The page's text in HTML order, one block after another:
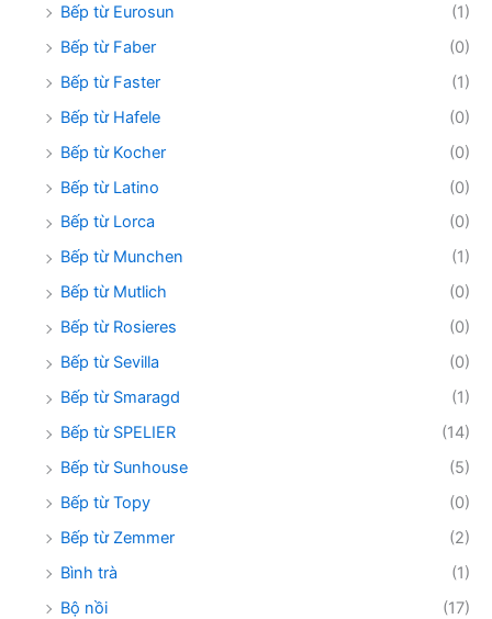
Bếp từ Eurosun
(1)
Bếp từ Faber
(0)
Bếp từ Faster
(1)
Bếp từ Hafele
(0)
Bếp từ Kocher
(0)
Bếp từ Latino
(0)
Bếp từ Lorca
(0)
Bếp từ Munchen
(1)
Bếp từ Mutlich
(0)
Bếp từ Rosieres
(0)
Bếp từ Sevilla
(0)
Bếp từ Smaragd
(1)
Bếp từ SPELIER
(14)
Bếp từ Sunhouse
(5)
Bếp từ Topy
(0)
Bếp từ Zemmer
(2)
Bình trà
(1)
Bộ nồi
(17)